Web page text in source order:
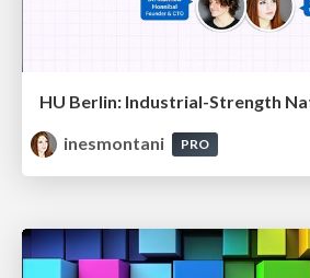
inesmontani
PRO